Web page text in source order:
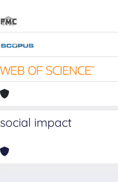
social impact